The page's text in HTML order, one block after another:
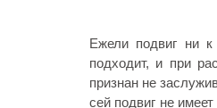
Ежели подвиг ни
подходит, и при
признан не
сей подвиг не